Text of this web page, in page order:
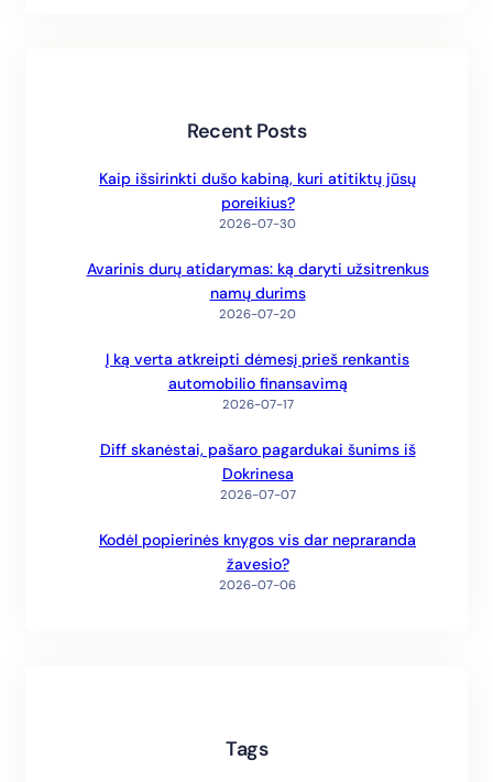
Recent Posts
Kaip išsirinkti dušo kabiną, kuri atitiktų jūsų
poreikius?
2026-07-30
Avarinis durų atidarymas: ką daryti užsitrenkus
namų durims
2026-07-20
Į ką verta atkreipti dėmesį prieš renkantis
automobilio finansavimą
2026-07-17
Diff skanėstai, pašaro pagardukai šunims iš
Dokrinesa
2026-07-07
Kodėl popierinės knygos vis dar nepraranda
žavesio?
2026-07-06
Tags